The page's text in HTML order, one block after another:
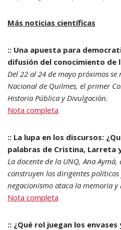
Más noticias científicas
:: Una apuesta para
difusión del conocimiento de
Del 22 al 24 de mayo próximos
Nacional de Quilmes, el primer
Historia Pública y Divulgación.
Nota completa
:: La lupa en los discursos:
palabras de Cristina, Larreta
La docente de la UNQ, Ana
construyen los dirigentes
negacionismo ataca la memoria y
Nota completa
:: ¿Qué rol juegan los